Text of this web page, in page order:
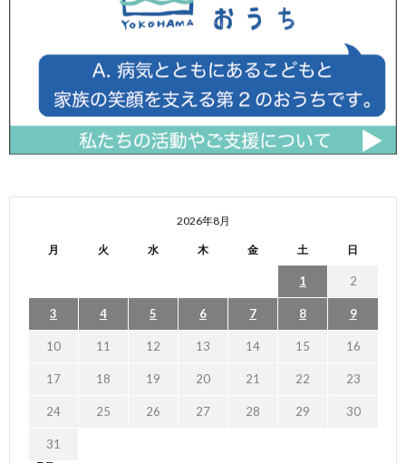
2026年8月
月 火 水 木 金 土 日
1 2
3 4 5 6 7 8 9
10 11 12 13 14 15 16
17 18 19 20 21 22 23
24 25 26 27 28 29 30
31